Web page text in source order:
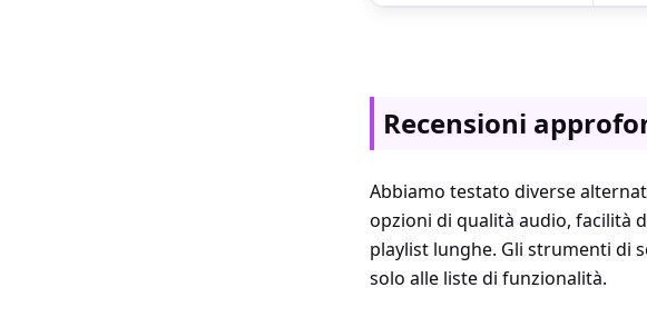
Recensioni
Abbiamo testato diverse
opzioni di qualità audio, facilità
playlist lunghe. Gli strumenti di
solo alle liste di funzionalità.